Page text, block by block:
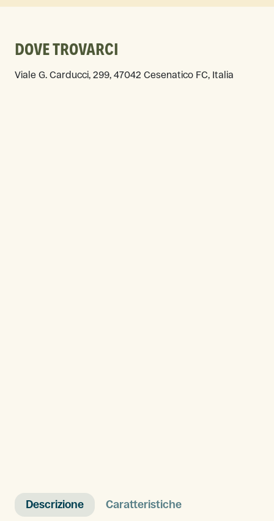
Descrizione Caratteristiche
DOVE TROVARCI
Viale G. Carducci, 299, 47042 Cesenatico FC, Italia